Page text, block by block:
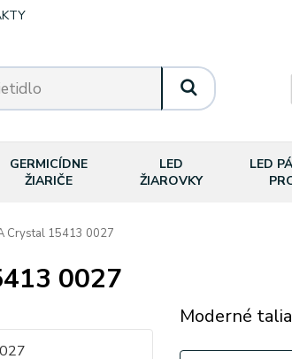
GERMICÍDNE
ŽIARIČE
LED
ŽIAROVKY
LED
Crystal 15413 0027
0027
Moderné